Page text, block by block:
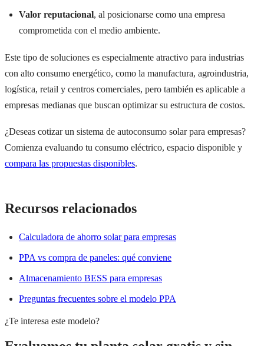
Valor reputacional, al posicionarse como una empresa
comprometida con el medio ambiente.
Este tipo de soluciones es especialmente atractivo para industrias
con alto consumo energético, como la manufactura, agroindustria,
logística, retail y centros comerciales, pero también es aplicable a
empresas medianas que buscan optimizar su estructura de costos.
¿Deseas cotizar un sistema de autoconsumo solar para empresas?
Comienza evaluando tu consumo eléctrico, espacio disponible y
compara las propuestas disponibles.
Recursos relacionados
Calculadora de ahorro solar para empresas
PPA vs compra de paneles: qué conviene
Almacenamiento BESS para empresas
Preguntas frecuentes sobre el modelo PPA
¿Te interesa este modelo?